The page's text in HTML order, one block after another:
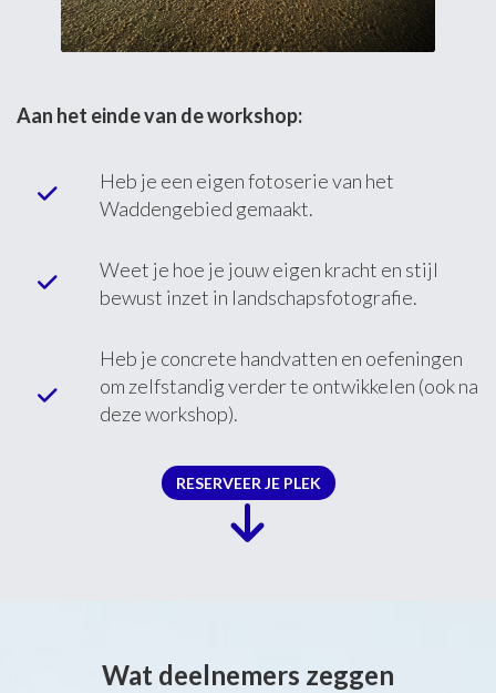
Aan het einde van de workshop:
Heb je een eigen fotoserie van het
Waddengebied gemaakt.
Weet je hoe je jouw eigen kracht en stijl
bewust inzet in landschapsfotografie.
Heb je concrete handvatten en oefeningen
om zelfstandig verder te ontwikkelen (ook na
deze workshop).
RESERVEER JE PLEK
Wat deelnemers zeggen